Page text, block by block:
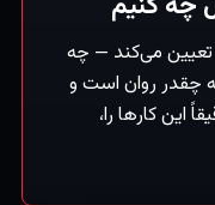
تعیین می‌کند — چه
چقدر روان است و
این کارها را،